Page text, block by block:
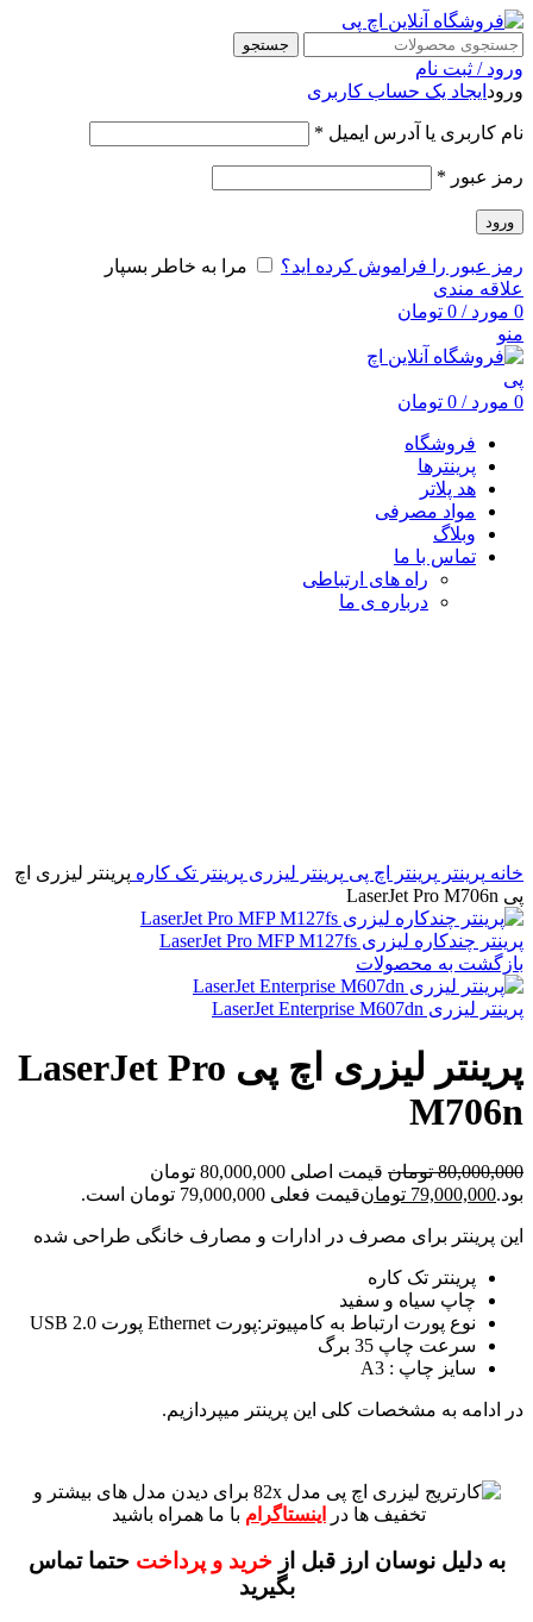
جستجو
ورود / ثبت نام
ورود ایجاد یک حساب کاربری
نام کاربری یا آدرس ایمیل *
رمز عبور *
ورود
رمز عبور را فراموش کرده اید؟
مرا به خاطر بسپار
علاقه مندی
0 مورد /
0 تومان
منو
0 مورد /
0 تومان
فروشگاه
پرینترها
هد پلاتر
مواد مصرفی
وبلاگ
تماس با ما
راه های ارتباطی
درباره ی ما
خانه پرینتر پرینتر اچ پی پرینتر لیزری پرینتر تک کاره پرینتر لیزری اچ
پی LaserJet Pro M706n
پرینتر چندکاره لیزری LaserJet Pro MFP M127fs
بازگشت به محصولات
پرینتر لیزری LaserJet Enterprise M607dn
پرینتر لیزری اچ پی LaserJet Pro
M706n
80,000,000 تومان
قیمت اصلی 80,000,000 تومان
بود.79,000,000 تومانقیمت فعلی 79,000,000 تومان است.
این پرینتر برای مصرف در ادارات و مصارف خانگی طراحی شده
پرینتر تک کاره
چاپ سیاه و سفید
نوع پورت ارتباط به کامپیوتر:پورت Ethernet پورت USB 2.0
سرعت چاپ 35 برگ
سایز چاپ : A3
در ادامه به مشخصات کلی این پرینتر میپردازیم.
برای دیدن مدل های بیشتر و
تخفیف ها در
اینستاگرام با ما همراه باشید
به دلیل نوسان ارز قبل از خرید و پرداختحتما تماس
بگیرید